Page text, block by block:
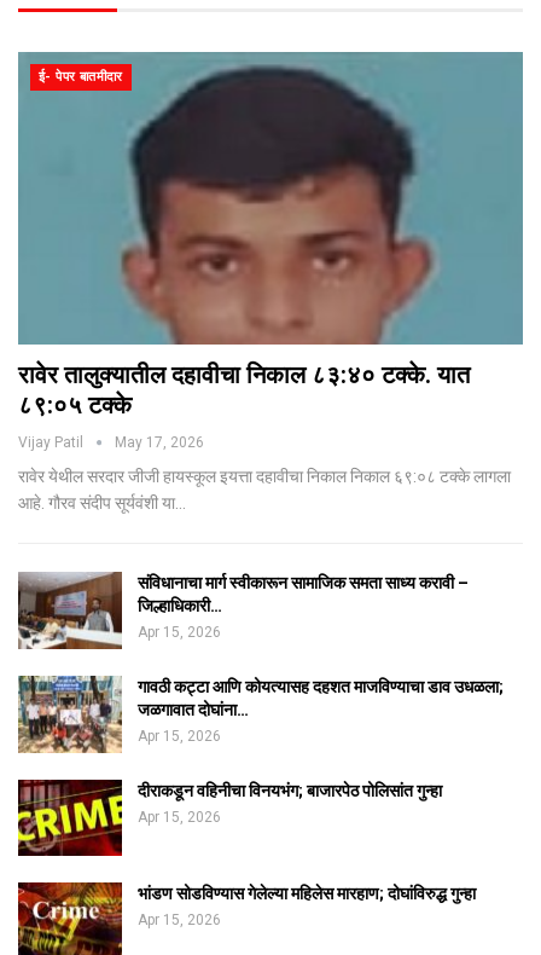
ई- पेपर बातमीदार
रावेर तालुक्यातील दहावीचा निकाल ८३:४० टक्के. यात
८९:०५ टक्के
Vijay Patil May 17, 2026
रावेर येथील सरदार जीजी हायस्कूल इयत्ता दहावीचा निकाल निकाल ६९:०८ टक्के लागला
आहे. गौरव संदीप सूर्यवंशी या…
संविधानाचा मार्ग स्वीकारून सामाजिक समता साध्य करावी –
जिल्हाधिकारी…
Apr 15, 2026
गावठी कट्टा आणि कोयत्यासह दहशत माजविण्याचा डाव उधळला;
जळगावात दोघांना…
Apr 15, 2026
दीराकडून वहिनीचा विनयभंग; बाजारपेठ पोलिसांत गुन्हा
Apr 15, 2026
भांडण सोडविण्यास गेलेल्या महिलेस मारहाण; दोघांविरुद्ध गुन्हा
Apr 15, 2026